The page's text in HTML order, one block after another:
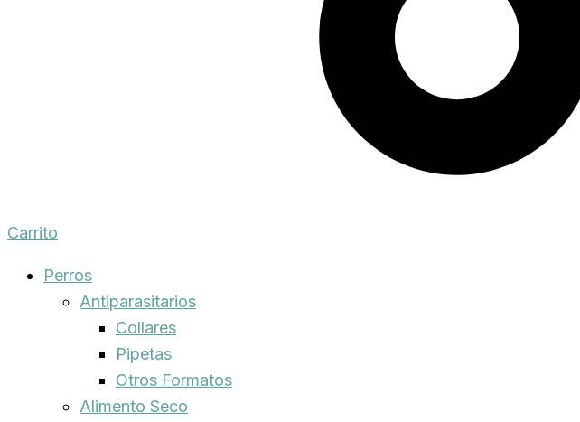
Carrito
Perros
Antiparasitarios
Collares
Pipetas
Otros Formatos
Alimento Seco